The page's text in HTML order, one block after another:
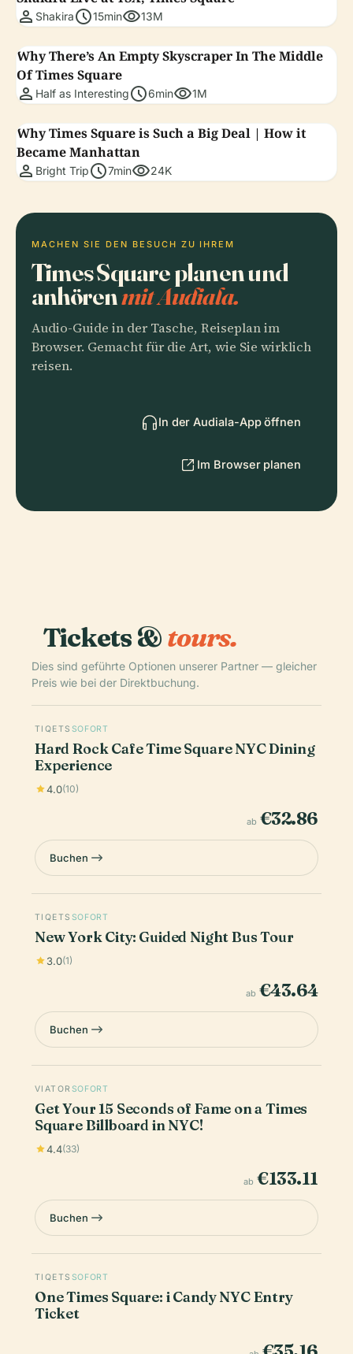
person Shakiraschedule15minvisibility13M
Why There’s An Empty Skyscraper In The Middle
Of Times Square
person Half as Interestingschedule6minvisibility1M
Why Times Square is Such a Big Deal | How it
Became Manhattan
person Bright Tripschedule7minvisibility24K
MACHEN SIE DEN BESUCH ZU IHREM
Times Square planen und
anhörenmit Audiala.
Audio-Guide in der Tasche, Reiseplan im
Browser. Gemacht für die Art, wie Sie wirklich
reisen.
In der Audiala-App öffnen
Im Browser planen
Tickets &tours.
Dies sind geführte Optionen unserer Partner — gleicher
Preis wie bei der Direktbuchung.
TIQETS SOFORT
Hard Rock Cafe Time Square NYC Dining
Experience
4.0(10)
ab €32.86
Buchen
TIQETS SOFORT
New York City: Guided Night Bus Tour
3.0(1)
ab €43.64
Buchen
VIATOR SOFORT
Get Your 15 Seconds of Fame on a Times
Square Billboard in NYC!
4.4(33)
ab €133.11
Buchen
TIQETS SOFORT
One Times Square: i Candy NYC Entry
Ticket